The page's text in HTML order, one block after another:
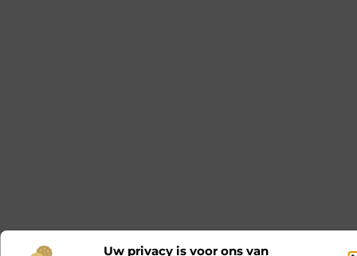
Uw privacy is voor ons van